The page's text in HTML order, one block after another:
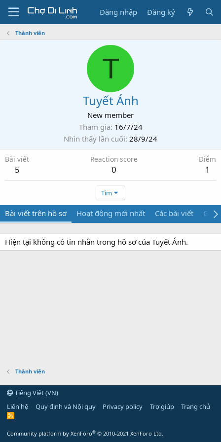
Đăng nhập Đăng ký
Thành viên
T
Tuyết Ánh
New member
Tham gia 16/7/24
Nhìn thấy lần cuối 28/9/24
Bài viết
5
Reaction score
0
Điểm
1
Tìm
Bài viết trên hồ sơ Hoạt động mới nhất Các bài viết Giới
Hiện tại không có tin nhắn trong hồ sơ của Tuyết Ánh.
Thành viên
Tiếng Việt (VN)
Liên hệ
Quy định và Nội quy Privacy policy Trợ giúp Trang chủ
R
Community platform by XenForo® © 2010-2021 XenForo Ltd.